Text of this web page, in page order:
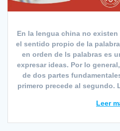
En la lengua china no
el sentido propio de la
en orden de ls palabras es
expresar ideas. Por lo
de dos partes
primero precede al
Leer